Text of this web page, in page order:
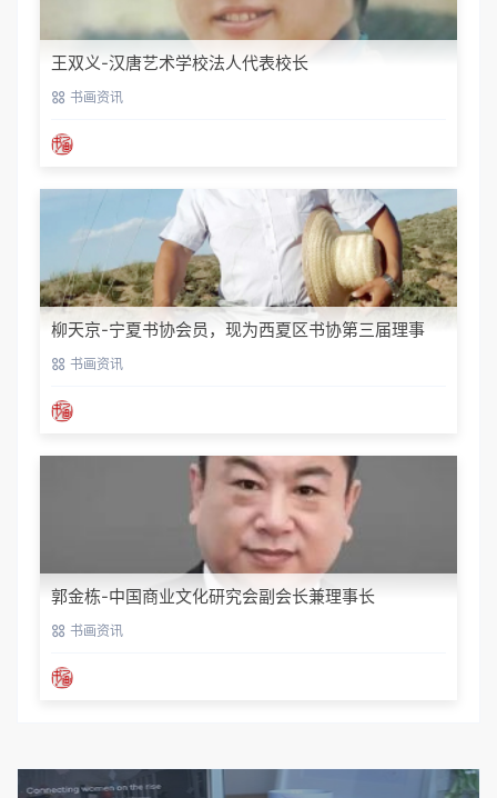
王双义-汉唐艺术学校法人代表校长
书画资讯
柳天京-宁夏书协会员，现为西夏区书协第三届理事
书画资讯
郭金栋-中国商业文化研究会副会长兼理事长
书画资讯